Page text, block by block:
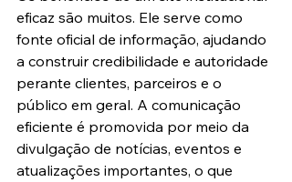
eficaz são muitos. Ele serve como
fonte oficial de informação, ajudando
a construir credibilidade e autoridade
perante clientes, parceiros e o
público em geral. A comunicação
eficiente é promovida por meio da
divulgação de notícias, eventos e
atualizações importantes, o que